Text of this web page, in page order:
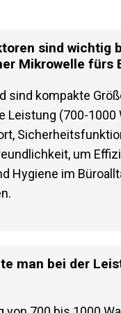
sind wichtig
Mikrowelle fürs
sind kompakte
Leistung (700-1000
um
Hygiene im
man bei der